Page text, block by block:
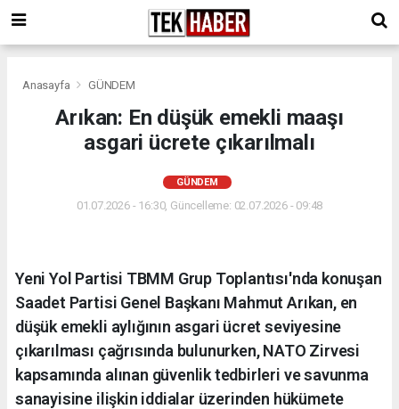
Anasayfa GÜNDEM
Arıkan: En düşük emekli maaşı
asgari ücrete çıkarılmalı
GÜNDEM
01.07.2026 - 16:30, Güncelleme: 02.07.2026 - 09:48
Yeni Yol Partisi TBMM Grup Toplantısı'nda konuşan
Saadet Partisi Genel Başkanı Mahmut Arıkan, en
düşük emekli aylığının asgari ücret seviyesine
çıkarılması çağrısında bulunurken, NATO Zirvesi
kapsamında alınan güvenlik tedbirleri ve savunma
sanayisine ilişkin iddialar üzerinden hükümete